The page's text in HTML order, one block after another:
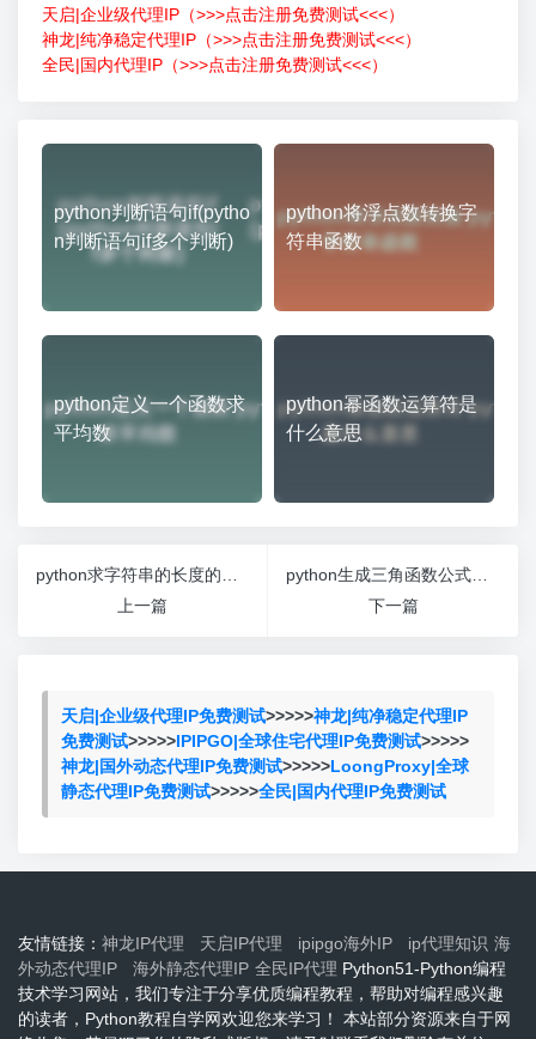
天启|企业级代理IP（>>>点击注册免费测试<<<）
神龙|纯净稳定代理IP（>>>点击注册免费测试<<<）
全民|国内代理IP（>>>点击注册免费测试<<<）
python判断语句if(pytho
n判断语句if多个判断)
python将浮点数转换字
符串函数
python定义一个函数求
平均数
python幂函数运算符是
什么意思
上一篇
下一篇
天启|企业级代理IP免费测试>>>>>神龙|纯净稳定代理IP
免费测试>>>>>IPIPGO|全球住宅代理IP免费测试>>>>>
神龙|国外动态代理IP免费测试>>>>>LoongProxy|全球
静态代理IP免费测试>>>>>全民|国内代理IP免费测试
友情链接： 神龙IP代理 天启IP代理 ipipgo海外IP ip代理知识 海
外动态代理IP
海外静态代理IP 全民IP代理 Python51-Python编程
技术学习网站，我们专注于分享优质编程教程，帮助对编程感兴趣
的读者，Python教程自学网欢迎您来学习！ 本站部分资源来自于网